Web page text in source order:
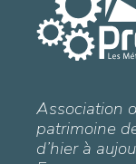
Association
patrimoine
d’hier à